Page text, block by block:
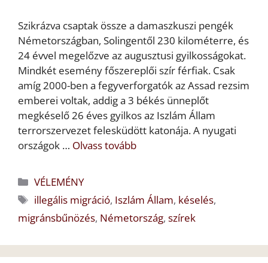
Szikrázva csaptak össze a damaszkuszi pengék
Németországban, Solingentől 230 kilométerre, és
24 évvel megelőzve az augusztusi gyilkosságokat.
Mindkét esemény főszereplői szír férfiak. Csak
amíg 2000-ben a fegyverforgatók az Assad rezsim
emberei voltak, addig a 3 békés ünneplőt
megkéselő 26 éves gyilkos az Iszlám Állam
terrorszervezet felesküdött katonája. A nyugati
országok … Olvass tovább
Kategória
VÉLEMÉNY
Címkék
illegális migráció, Iszlám Állam, késelés,
migránsbűnözés, Németország, szírek